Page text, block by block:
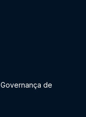
Governança de